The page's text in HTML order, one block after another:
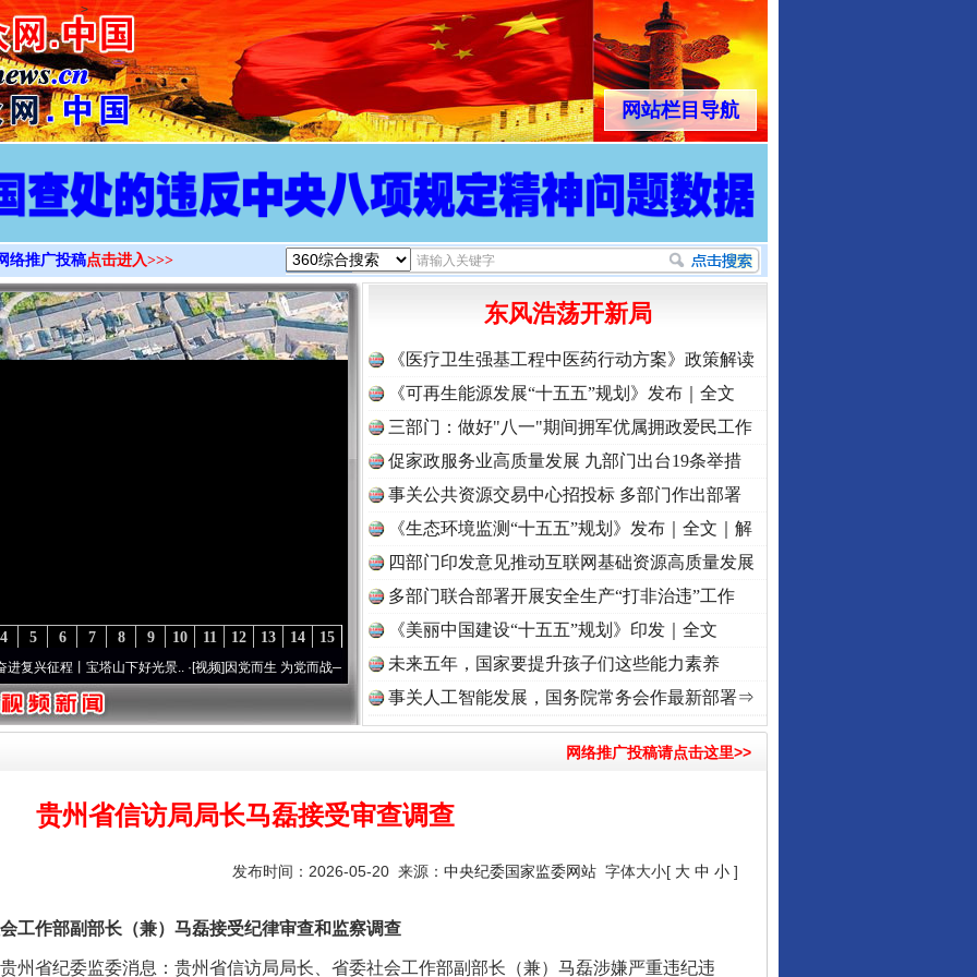
>
网站栏目导航
络推广投稿点击进入>>>
15
14
13
12
11
10
9
8
7
6
5
4
程丨宝塔山下好光景..·[视频]因党而生 为党而战——百年“纪”事⑧加强纪律..·[视频]牢记初心使命 奋进复兴征程丨“转折之城”激荡..
东风浩荡开新局
《医疗卫生强基工程中医药行动方案》政策解读
《可再生能源发展“十五五”规划》发布｜全文
三部门：做好"八一"期间拥军优属拥政爱民工作
促家政服务业高质量发展 九部门出台19条举措
事关公共资源交易中心招投标 多部门作出部署
《生态环境监测“十五五”规划》发布｜全文｜解
读
四部门印发意见推动互联网基础资源高质量发展
多部门联合部署开展安全生产“打非治违”工作
《美丽中国建设“十五五”规划》印发｜全文
未来五年，国家要提升孩子们这些能力素养
事关人工智能发展，国务院常务会作最新部署⇒
网络推广投稿请点击这里>>
贵州省信访局局长马磊接受审查调查
发布时间：2026-05-20 来源： 中央纪委国家监委网站 字体大小[ 大 中 小 ]
作部副部长（兼）马磊接受纪律审查和监察调查
省纪委监委消息：贵州省信访局局长、省委社会工作部副部长（兼）马磊涉嫌严重违纪违
一纸欠条伤亲情 巡回调解促和解..